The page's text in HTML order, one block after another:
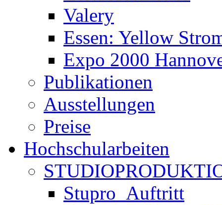
Valery
Essen: Yellow
Expo 2000
Publikationen
Ausstellungen
Preise
Hochschularbeiten
Stupro_Auftritt